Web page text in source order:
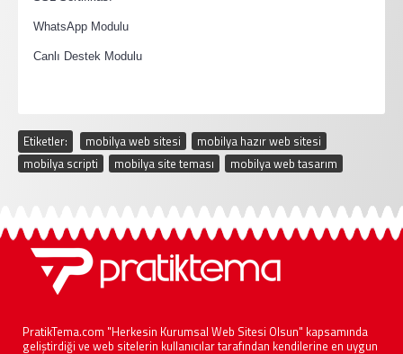
WhatsApp Modulu
Canlı Destek Modulu
Etiketler: mobilya web sitesi mobilya hazır web sitesi
mobilya scripti
mobilya site teması mobilya web tasarım
PratikTema.com "Herkesin Kurumsal Web Sitesi Olsun" kapsamında
geliştirdiği ve web sitelerin kullanıcılar tarafından kendilerine en uygun